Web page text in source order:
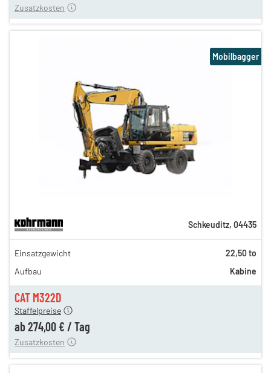
Zusatzkosten
CAT M322D
476,00 €
395,00 €
330,00 €
Staffelpreise
ab 274,00 € / Tag
12,00 €
Zusatzkosten
Mobilbagger
Schkeuditz, 04435
Einsatzgewicht
22,50 to
Aufbau
Kabine